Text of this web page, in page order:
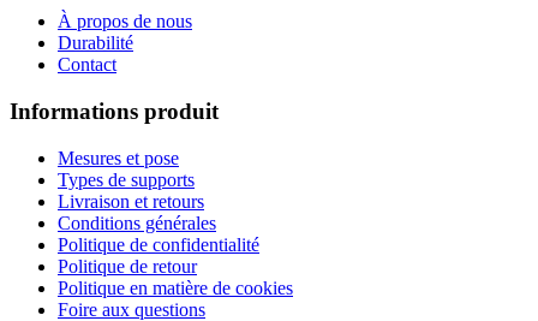
À propos de nous
Durabilité
Contact
Informations produit
Mesures et pose
Types de supports
Livraison et retours
Conditions générales
Politique de confidentialité
Politique de retour
Politique en matière de cookies
Foire aux questions